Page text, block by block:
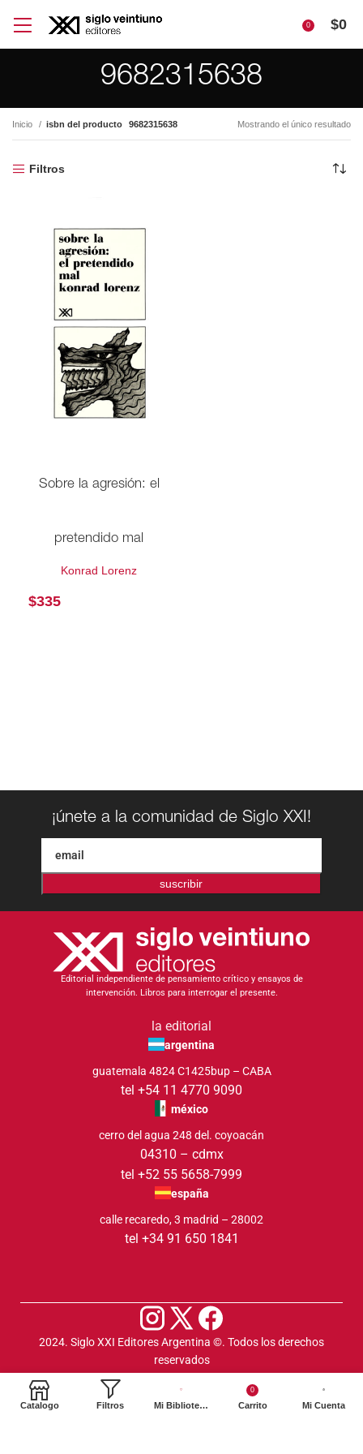
0 $0
9682315638
Inicio isbn del producto 9682315638 Mostrando el único resultado
Filtros
Sobre la agresión: el
pretendido mal
Konrad Lorenz
$335
¡únete a la comunidad de Siglo XXI!
suscribir
Editorial independiente de pensamiento crítico y ensayos de
intervención. Libros para interrogar el presente.
la editorial
argentina
guatemala 4824 C1425bup – CABA
tel +54 11 4770 9090
méxico
cerro del agua 248 del. coyoacán
04310 – cdmx
tel +52 55 5658-7999
españa
calle recaredo, 3 madrid – 28002
tel +34 91 650 1841
2024. Siglo XXI Editores Argentina ©️. Todos los derechos
reservados
Catalogo Filtros Mi Biblioteca
0
Carrito Mi Cuenta